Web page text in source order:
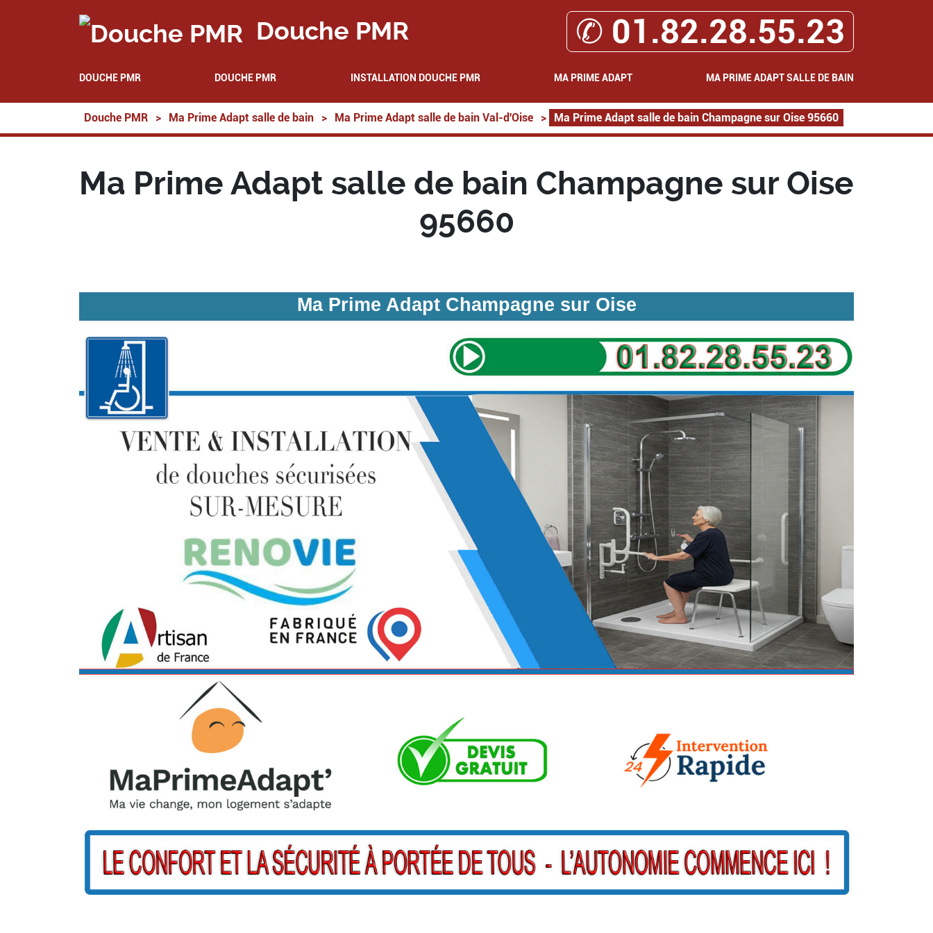
Douche PMR ✆ 01.82.28.55.23
DOUCHE PMR DOUCHE PMR INSTALLATION DOUCHE PMR MA PRIME ADAPT MA PRIME ADAPT SALLE DE BAIN
Douche PMR > Ma Prime Adapt salle de bain > Ma Prime Adapt salle de bain Val-d'Oise > Ma Prime Adapt salle de bain Champagne sur Oise 95660
Ma Prime Adapt salle de bain Champagne sur Oise
95660
Ma Prime Adapt Champagne sur Oise